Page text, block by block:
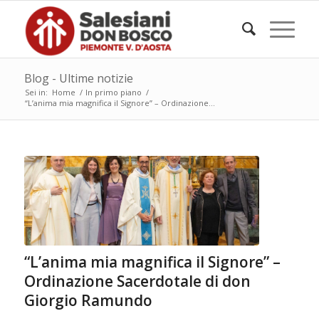
Blog - Ultime notizie
Sei in: Home / In primo piano /
“L’anima mia magnifica il Signore” – Ordinazione...
“L’anima mia magnifica il Signore” –
Ordinazione Sacerdotale di don
Giorgio Ramundo